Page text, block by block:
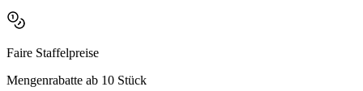
Faire Staffelpreise
Mengenrabatte ab 10 Stück